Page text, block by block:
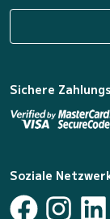
Sichere
Soziale